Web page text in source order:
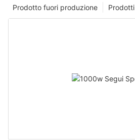
Prodotti
Prodotto fuori produzione